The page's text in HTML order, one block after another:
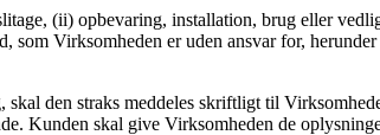
(ii) opbevaring, installa­tion, brug eller
Virksomheden er uden ansvar for,
den straks meddeles skriftligt til
Kunden skal give Virksomheden de